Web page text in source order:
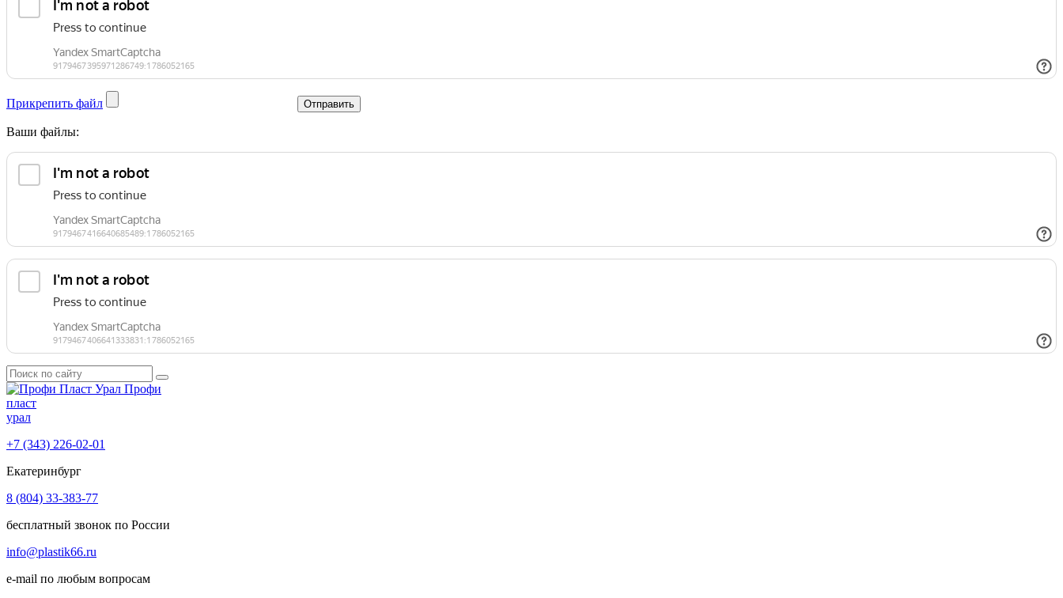
Прикрепить файл Отправить
Ваши файлы:
Профи
пласт
урал
+7 (343) 226-02-01
Екатеринбург
8 (804) 33-383-77
бесплатный звонок по России
info@plastik66.ru
e-mail по любым вопросам